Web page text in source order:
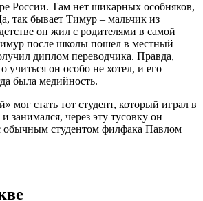
России. Там нет шикарных особняков,
так бывает Тимур – мальчик из
он жил с родителями в самой
после школы пошел в местный
диплом переводчика. Правда,
учиться он особо не хотел, и его
была медийность.
мог стать тот студент, который играл в
через эту тусовку он
обычным студентом филфака Павлом